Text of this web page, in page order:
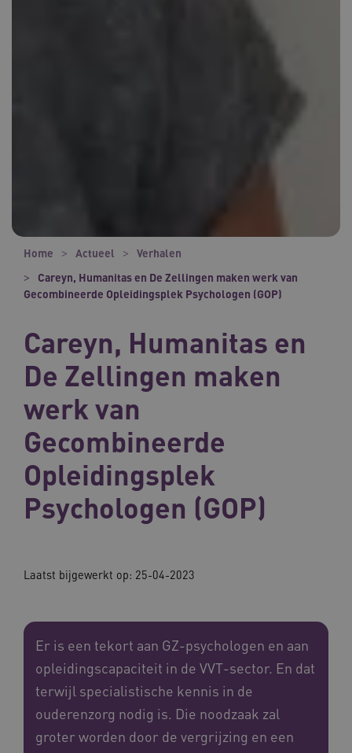
Home Actueel
Verhalen
Careyn, Humanitas en De Zellingen maken werk van
Gecombineerde Opleidingsplek Psychologen (GOP)
Careyn, Humanitas en
De Zellingen maken
werk van
Gecombineerde
Opleidingsplek
Psychologen (GOP)
Laatst bijgewerkt op: 25-04-2023
Er is een tekort aan GZ-psychologen en aan
opleidingscapaciteit in de VVT-sector. En dat
terwijl specialistische kennis in de
ouderenzorg nodig is. Die noodzaak zal
groter worden door de vergrijzing en een